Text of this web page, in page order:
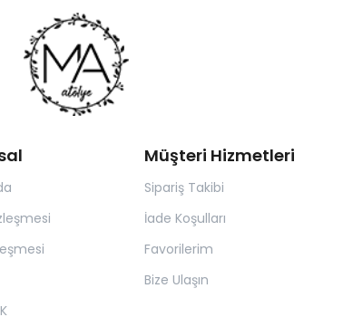
Müşteri Hizmetleri
Sipariş Takibi
İade Koşulları
Favorilerim
Bize Ulaşın